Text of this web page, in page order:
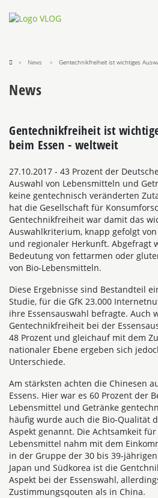
News Gentechnikfreiheit ist wichtiges
News
Gentechnikfreiheit ist
beim Essen - weltweit
27.10.2017 - 43 Prozent der
Auswahl von Lebensmitteln und
keine gentechnisch veränderten
hat die Gesellschaft für
Gentechnikfreiheit war damit das
Auswahlkriterium, knapp gefolgt
und regionaler Herkunft. Abgefragt
Bedeutung von fettarmen oder
von Bio-Lebensmitteln.
Diese Ergebnisse sind Bestandteil
Studie, für die GfK 23.000
ihre Essensauswahl befragte. Auch
Gentechnikfreiheit bei der
48 Prozent und gleichauf mit dem
nationaler Ebene ergeben sich
Unterschiede.
Am stärksten achten die Chinesen
Essens. Hier war es 60 Prozent der
Lebensmittel und Getränke
häufig wurde auch die Bio-Qualität
Aspekt genannt. Die Achtsamkeit
Lebensmittel nahm mit dem
in der Gruppe der 30 bis 39-
Japan und Südkorea ist die
Aspekt bei der Essenswahl,
Zustimmungsqouten als in China.